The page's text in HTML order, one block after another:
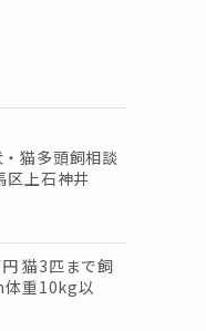
猫多頭飼相談
区上石神井
猫3匹まで飼
体重10kg以